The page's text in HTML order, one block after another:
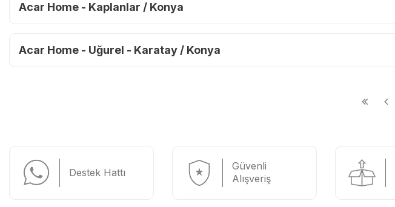
Acar Home - Kaplanlar / Konya
Acar Home - Uğurel - Karatay / Konya
Destek Hattı
Güvenli
Alışveriş